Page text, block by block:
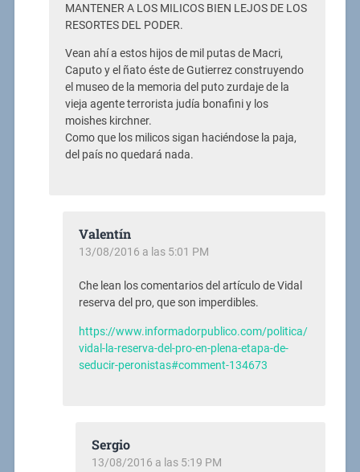
MANTENER A LOS MILICOS BIEN LEJOS DE LOS
RESORTES DEL PODER.
Vean ahí a estos hijos de mil putas de Macri,
Caputo y el ñato éste de Gutierrez construyendo
el museo de la memoria del puto zurdaje de la
vieja agente terrorista judía bonafini y los
moishes kirchner.
Como que los milicos sigan haciéndose la paja,
del país no quedará nada.
Valentín
13/08/2016 a las 5:01 PM
Che lean los comentarios del artículo de Vidal
reserva del pro, que son imperdibles.
https://www.informadorpublico.com/politica/
vidal-la-reserva-del-pro-en-plena-etapa-de-
seducir-peronistas#comment-134673
Sergio
13/08/2016 a las 5:19 PM